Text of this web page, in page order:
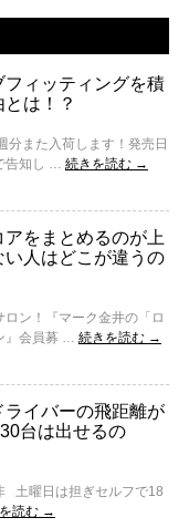
ィッティングを積
は！？
分また入荷します！発売日
告知し … 続きを読む →
をまとめるのが上
人はどこが違うの
ン！『マーク金井の「ロ
』会員募 … 続きを読む →
イバーの飛距離が
台は出せるの
土曜日は担ぎセルフで18
読む →